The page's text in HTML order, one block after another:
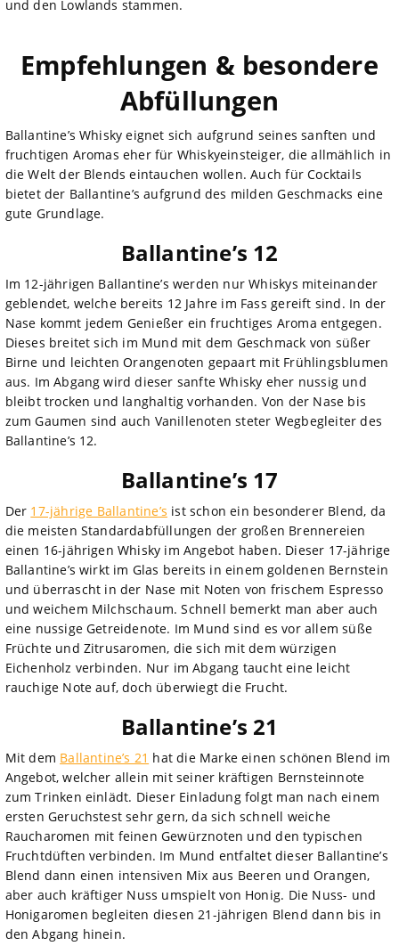
und den Lowlands stammen.
Empfehlungen & besondere
Abfüllungen
Ballantine’s Whisky eignet sich aufgrund seines sanften und
fruchtigen Aromas eher für Whiskyeinsteiger, die allmählich in
die Welt der Blends eintauchen wollen. Auch für Cocktails
bietet der Ballantine’s aufgrund des milden Geschmacks eine
gute Grundlage.
Ballantine’s 12
Im 12-jährigen Ballantine’s werden nur Whiskys miteinander
geblendet, welche bereits 12 Jahre im Fass gereift sind. In der
Nase kommt jedem Genießer ein fruchtiges Aroma entgegen.
Dieses breitet sich im Mund mit dem Geschmack von süßer
Birne und leichten Orangenoten gepaart mit Frühlingsblumen
aus. Im Abgang wird dieser sanfte Whisky eher nussig und
bleibt trocken und langhaltig vorhanden. Von der Nase bis
zum Gaumen sind auch Vanillenoten steter Wegbegleiter des
Ballantine’s 12.
Ballantine’s 17
Der 17-jährige Ballantine’s ist schon ein besonderer Blend, da
die meisten Standardabfüllungen der großen Brennereien
einen 16-jährigen Whisky im Angebot haben. Dieser 17-jährige
Ballantine’s wirkt im Glas bereits in einem goldenen Bernstein
und überrascht in der Nase mit Noten von frischem Espresso
und weichem Milchschaum. Schnell bemerkt man aber auch
eine nussige Getreidenote. Im Mund sind es vor allem süße
Früchte und Zitrusaromen, die sich mit dem würzigen
Eichenholz verbinden. Nur im Abgang taucht eine leicht
rauchige Note auf, doch überwiegt die Frucht.
Ballantine’s 21
Mit dem Ballantine’s 21 hat die Marke einen schönen Blend im
Angebot, welcher allein mit seiner kräftigen Bernsteinnote
zum Trinken einlädt. Dieser Einladung folgt man nach einem
ersten Geruchstest sehr gern, da sich schnell weiche
Raucharomen mit feinen Gewürznoten und den typischen
Fruchtdüften verbinden. Im Mund entfaltet dieser Ballantine’s
Blend dann einen intensiven Mix aus Beeren und Orangen,
aber auch kräftiger Nuss umspielt von Honig. Die Nuss- und
Honigaromen begleiten diesen 21-jährigen Blend dann bis in
den Abgang hinein.